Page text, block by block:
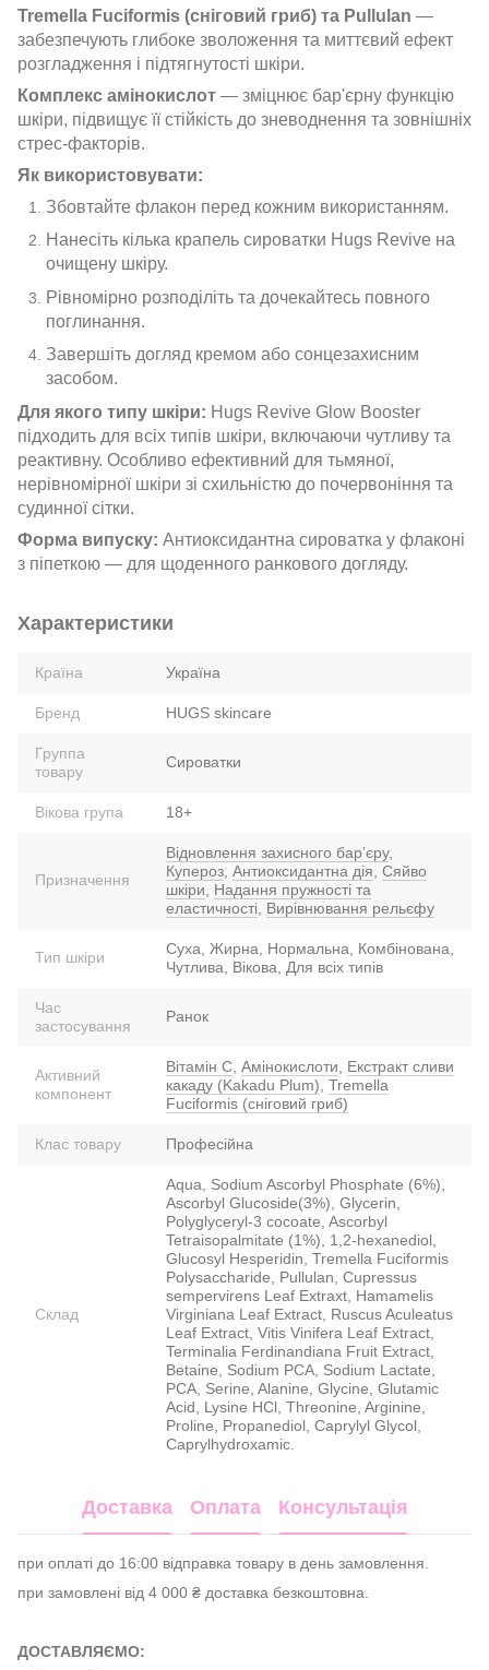
Tremella Fuciformis (сніговий гриб) та Pullulan —
забезпечують глибоке зволоження та миттєвий ефект
розгладження і підтягнутості шкіри.
Комплекс амінокислот — зміцнює бар'єрну функцію
шкіри, підвищує її стійкість до зневоднення та зовнішніх
стрес-факторів.
Як використовувати:
Збовтайте флакон перед кожним використанням.
Нанесіть кілька крапель сироватки Hugs Revive на
очищену шкіру.
Рівномірно розподіліть та дочекайтесь повного
поглинання.
Завершіть догляд кремом або сонцезахисним
засобом.
Для якого типу шкіри: Hugs Revive Glow Booster
підходить для всіх типів шкіри, включаючи чутливу та
реактивну. Особливо ефективний для тьмяної,
нерівномірної шкіри зі схильністю до почервоніння та
судинної сітки.
Форма випуску: Антиоксидантна сироватка у флаконі
з піпеткою — для щоденного ранкового догляду.
Характеристики
Країна Україна
Бренд HUGS skincare
Группа
товару
Сироватки
Вікова група 18+
Призначення
Відновлення захисного барʼєру,
Купероз Антиоксидантна дія Сяйво
шкіри
Надання пружності та
еластичності
Вирівнювання рельєфу
Тип шкіри
Суха, Жирна, Нормальна, Комбінована,
Чутлива, Вікова, Для всіх типів
Час
застосування
Ранок
Активний
компонент
Вітамін С Амінокислоти
Екстракт сливи
какаду (Kakadu Plum) Tremella
Fuciformis (сніговий гриб)
Клас товару Професійна
Склад
Aqua, Sodium Ascorbyl Phosphate (6%),
Ascorbyl Glucoside(3%), Glycerin,
Polyglyceryl-3 cocoate, Ascorbyl
Tetraisopalmitate (1%), 1,2-hexanediol,
Glucosyl Hesperidin, Tremella Fuciformis
Polysaccharide, Pullulan, Cupressus
sempervirens Leaf Extraxt, Hamamelis
Virginiana Leaf Extract, Ruscus Aculeatus
Leaf Extract, Vitis Vinifera Leaf Extract,
Terminalia Ferdinandiana Fruit Extract,
Betaine, Sodium PCA, Sodium Lactate,
PCA, Serine, Alanine, Glycine, Glutamic
Acid, Lysine HCl, Threonine, Arginine,
Proline, Propanediol, Caprylyl Glycol,
Caprylhydroxamic.
Доставка Оплата Консультація
при оплаті до 16:00 відправка товару в день замовлення.
при замовлені від 4 000 ₴ доставка безкоштовна.
ДОСТАВЛЯЄМО: